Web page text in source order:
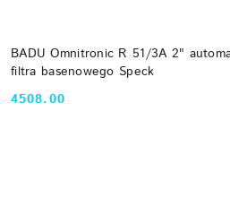
BADU Omnitronic R 51/3A 2"
filtra basenowego Speck
Cena:
4508.00